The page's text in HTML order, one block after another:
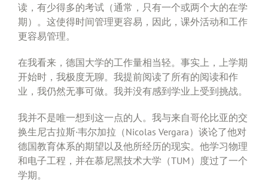
读，有少得多的考试（通常，只有一个或两个大的在学
期）。这使得时间管理更容易，因此，课外活动和工作
更容易管理。
在我看来，德国大学的工作量相当轻。事实上，上学期
开始时，我极度无聊。我提前阅读了所有的阅读和作
业，我仍然无事可做。我并没有感到学业上受到挑战。
我并不是唯一想到这一点的人。我与来自哥伦比亚的交
换生尼古拉斯·韦尔加拉（Nicolas Vergara）谈论了他对
德国教育体系的期望以及他所经历的现实。他学习物理
和电子工程，并在慕尼黑技术大学（TUM）度过了一个
学期。